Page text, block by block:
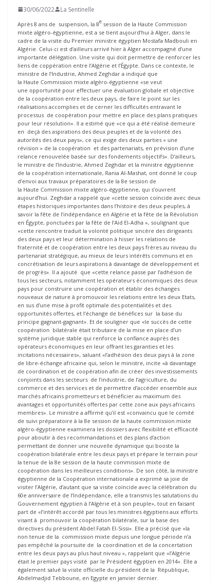
30/06/2022 La Sentinelle
Après 8 ans de suspension, la 8e session de la Haute Commission
mixte algéro-égyptienne, est a se tient aujourd’hui à Alger, dans le
cadre de la visite du Premier ministre égyptien Mostafa Madbouli en
Algérie. Celui-ci est d’ailleurs arrivé hier à Alger accompagné d’une
importante délégation. Une visite qui doit permettre de renforcer les
liens de coppération entre l’Algérie et l’Égypte. Dans ce contexte, le
ministre de l’Industrie, Ahmed Zeghdar a indiqué que
la Haute Commission mixte algéro-égyptienne «se veut
une opportunité pour effectuer une évaluation globale et objective
de la coopération entre les deux pays, de faire le point sur les
réalisations accomplies et de cerner les difficultés entravant le
processus de coopération pour mettre en place des plans pratiques
pour leur résolution». Il a estimé que «ce qui a été réalisé demeure
en deçà des aspirations des deux peuples et de la volonté des
autorités des deux pays», ce qui exige des deux parties « une
révision » de la coopération et des partenariats, en prévision d’une
relance renouvelée basée sur des fondements objectifs». D’ailleurs,
le ministre de l’Industrie, Ahmed Zeghdar et la ministre égyptienne
de la coopération internationale, Rania Al-Mashat, ont donné le coup
d’envoi aux travaux préparatoires de la 8e session de
la Haute Commission mixte algéro-égyptienne, qui s’ouvrent
aujourd’hui. Zeghdar a rappelé que «cette session coïncide avec deux
étapes historiques importantes dans l’histoire des deux peuples, à
savoir la fête de l’indépendance en Algérie et la fête de la Révolution
en Égypte, ponctuées par la fête de l’Aïd El-Adha », soulignant que
«cette rencontre traduit la volonté politique sincère des dirigeants
des deux pays et leur détermination à hisser les relations de
fraternité et de coopération entre les deux pays frères au niveau du
partenariat stratégique, au mieux de leurs intérêts communs et en
concrétisation de leurs aspirations à davantage de développement et
de progrès». Il a ajouté que «cette relance passe par l’adhésion de
tous les secteurs, notamment les opérateurs économiques des deux
pays pour construire une coopération et établir des échanges
nouveaux de nature à promouvoir les relations entre les deux Etats,
en sus d’une mise à profit optimale des potentialités et des
opportunités offertes, et l’échange de bénéfices sur la base du
principe gagnant-gagnant». Et de souligner que «le succès de cette
coopération bilatérale était tributaire de la mise en place d’un
système juridique stable qui renforce la confiance auprès des
opérateurs économiques en leur offrant les garanties et les
incitations nécessaires», saluant «l’adhésion des deux pays à la zone
de libre-échange africaine qui, selon le ministre, incite «à davantage
de coordination et de coopération afin de créer des investissements
conjoints dans les secteurs de l’industrie, de l’agriculture, du
commerce et des services et de permettre d’accéder ensemble aux
marchés africains prometteurs et bénéficier au maximum des
avantages et opportunités offertes par cette zone aux pays africains
membres». Le ministre a affirmé qu’il est «convaincu que le comité
de suivi préparatoire à la 8e session de la haute commission mixte
algéro-égyptienne examinera les dossiers avec flexibilité et efficacité
pour aboutir à des recommandations et des plans d’action
permettant de donner une nouvelle dynamique qui booste la
coopération bilatérale entre les deux pays et prépare le terrain pour
la tenue de la 8e session de la haute commission mixte de
coopération dans les meilleures conditions». De son côté, la ministre
égyptienne de la Coopération internationale a exprimé sa joie de
visiter l’Algérie, d’autant que sa visite coïncide avec la célébration du
60e anniversaire de l’Indépendance, elle a transmis les salutations du
Gouvernement égyptien à l’Algérie et à son peuple», tout en faisant
part de «l’intérêt accordé par tous les ministres égyptiens aux efforts
visant à promouvoir la coopération bilatérale, sur la base des
directives du président Abdel Fatah El-Sissi». Elle a précisé que «la
non tenue de la commission mixte depuis une longue période n’a
pas empêché la poursuite de la coordination et de la concertation
entre les deux pays au plus haut niveau », rappelant que «l’Algérie
était le premier pays visité par le Président égyptien en 2014». Elle a
également salué la visite officielle du président de la République,
Abdelmadjid Tebboune, en Egypte en janvier dernier.